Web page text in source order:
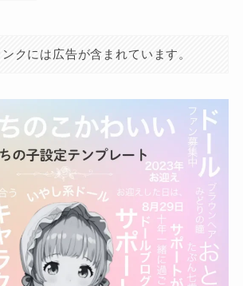
クには広告が含まれています。